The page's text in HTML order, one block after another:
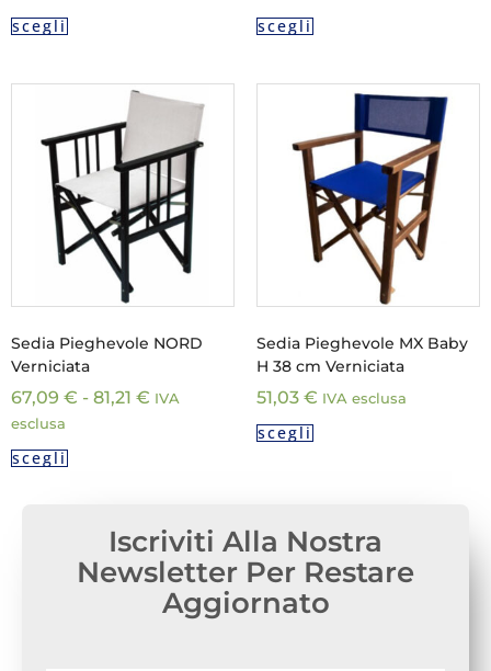
scegli scegli
Sedia Pieghevole NORD
Verniciata
67,09 € - 81,21 € IVA
esclusa
scegli
Sedia Pieghevole MX Baby
H 38 cm Verniciata
51,03 € IVA esclusa
scegli
Iscriviti Alla Nostra
Newsletter Per Restare
Aggiornato